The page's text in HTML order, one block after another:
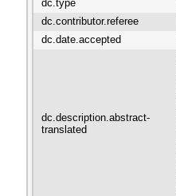
dc.type
dc.contributor.referee
dc.date.accepted
dc.description.abstract-
translated